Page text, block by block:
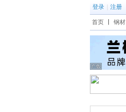
登录 注册
首页 钢材